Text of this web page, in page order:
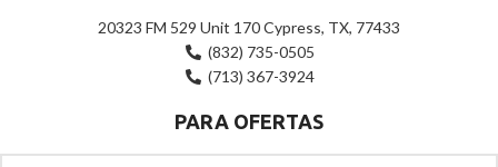
20323 FM 529 Unit 170 Cypress, TX, 77433
(832) 735-0505
(713) 367-3924
PARA OFERTAS